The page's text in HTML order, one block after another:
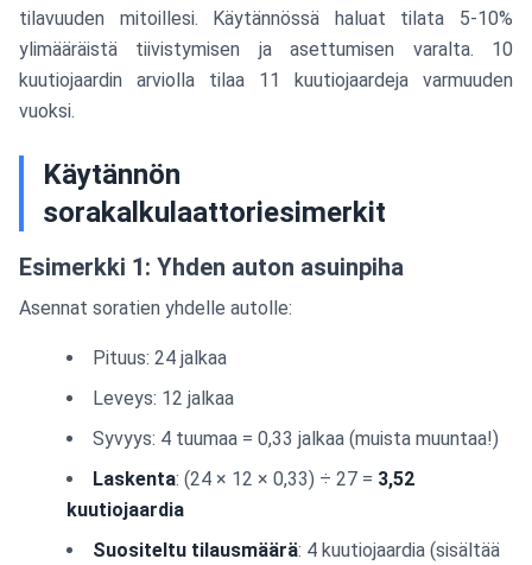
tilavuuden mitoillesi. Käytännössä haluat tilata 5-10%
ylimääräistä tiivistymisen ja asettumisen varalta. 10
kuutiojaardin arviolla tilaa 11 kuutiojaardeja varmuuden
vuoksi.
Käytännön
sorakalkulaattoriesimerkit
Esimerkki 1: Yhden auton asuinpiha
Asennat soratien yhdelle autolle:
Pituus: 24 jalkaa
Leveys: 12 jalkaa
Syvyys: 4 tuumaa = 0,33 jalkaa (muista muuntaa!)
Laskenta: (24 × 12 × 0,33) ÷ 27 = 3,52
kuutiojaardia
Suositeltu tilausmäärä: 4 kuutiojaardia (sisältää